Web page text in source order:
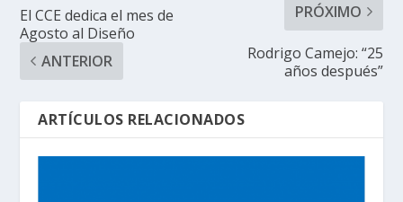
El CCE dedica el mes de
Agosto al Diseño
ANTERIOR
PRÓXIMO
Rodrigo Camejo: “25
años después”
ARTÍCULOS RELACIONADOS